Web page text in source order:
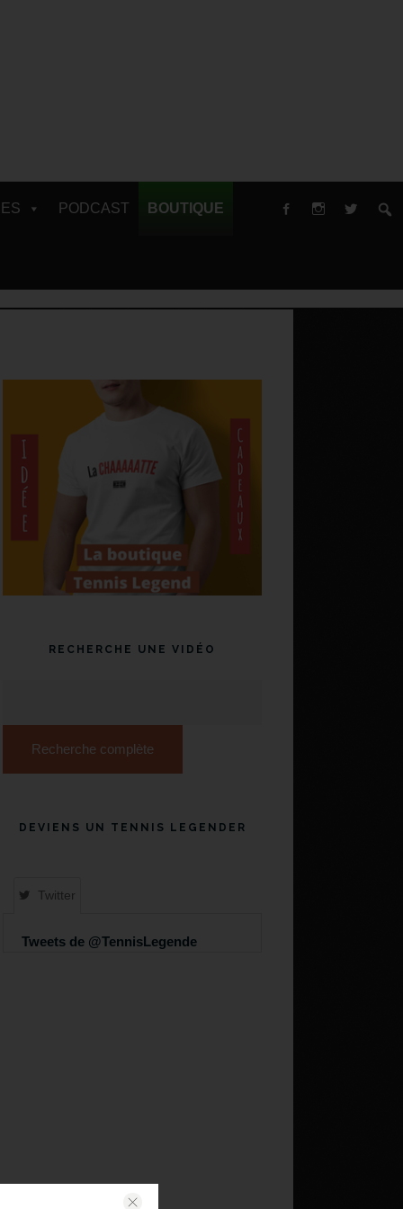
PODCAST BOUTIQUE
RECHERCHE UNE VIDÉO
Recherche complète
DEVIENS UN TENNIS LEGENDER
Twitter
Tweets de @TennisLegende